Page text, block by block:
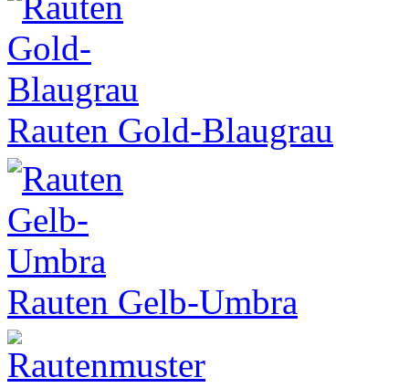
Rauten Gold-Blaugrau
Rauten Gelb-Umbra